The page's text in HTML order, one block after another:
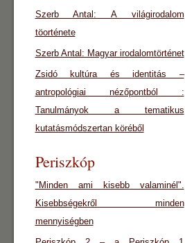
Szerb Antal: A világirodalom
töorténete
Szerb Antal: Magyar irodalomtörténet
Zsidó kultúra és identitás –
antropológiai nézőpontból :
Tanulmányok a tematikus
kutatásmódszertan köréből
Periszkóp
"Minden ami kisebb valaminél".
Kisebbségekről minden
mennyiségben